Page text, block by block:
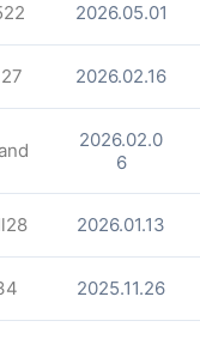
2026.05.01
2026.02.16
2026.02.0
6
2026.01.13
2025.11.26